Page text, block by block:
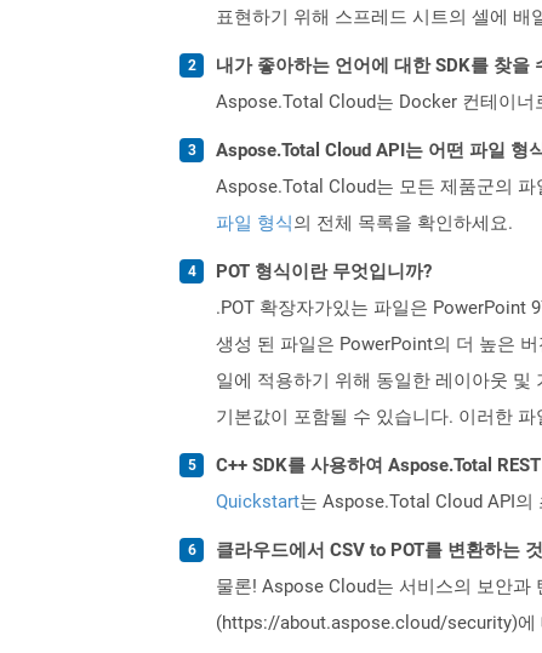
표현하기 위해 스프레드 시트의 셀에 배
내가 좋아하는 언어에 대한 SDK를 찾을
Aspose.Total Cloud는 Docker 컨테이너
Aspose.Total Cloud API는 어떤 파일 형
Aspose.Total Cloud는 모든 제품군의 파
파일 형식의 전체 목록을 확인하세요.
POT 형식이란 무엇입니까?
.POT 확장자가있는 파일은
생성 된 파일은 PowerPoint의 더 높은
일에 적용하기 위해 동일한 레이아웃 및
기본값이 포함될 수 있습니다. 이러한
C++ SDK를 사용하여 Aspose.Total
Quickstart는 Aspose.Total Cloud API
클라우드에서 CSV to POT를 변환하는
물론! Aspose Cloud는 서비스의 보안과
(https://about.aspose.cloud/security)에